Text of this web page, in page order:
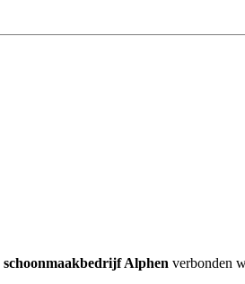
schoonmaakbedrijf Alphen verbonden